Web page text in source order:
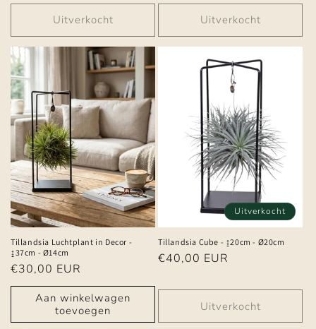
Uitverkocht Uitverkocht
Tillandsia Luchtplant in Decor -
↨37cm - Ø14cm
Normale
prijs
€30,00 EUR
Aan winkelwagen
toevoegen
Uitverkocht
Tillandsia Cube - ↨20cm - Ø20cm
Normale
€40,00 EUR
Uitverkocht